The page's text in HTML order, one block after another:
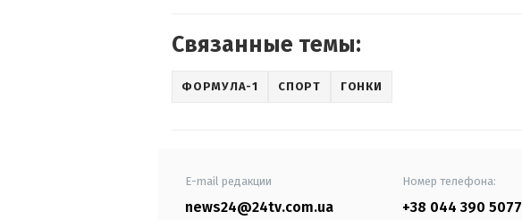
Связанные темы:
ФОРМУЛА-1 СПОРТ ГОНКИ
E-mail редакции
news24@24tv.com.ua
Номер телефона:
+38 044 390 5077